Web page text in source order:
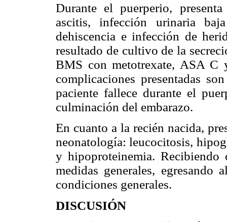
Durante el puerperio, presenta
ascitis, infección urinaria
dehiscencia e infección de
resultado de cultivo de la
BMS con metotrexate, ASA C
complicaciones presentadas
paciente fallece durante el
culminación del embarazo.
En cuanto a la recién nacida,
neonatología: leucocitosis,
y hipoproteinemia. Recibiendo
medidas generales,
condiciones generales.
DISCUSIÓN